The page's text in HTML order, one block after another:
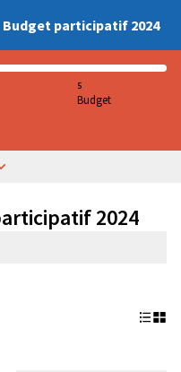
Budget participatif 2024
5
Budget
2024